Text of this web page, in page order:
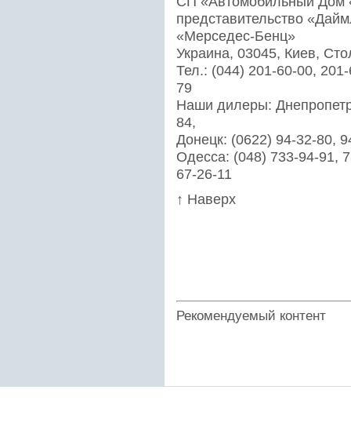
представительство
«Мерседес-Бенц»
Украина, 03045, Киев,
Тел.: (044) 201-60-00,
79
Наши дилеры:
84,
Донецк: (0622) 94-32-80,
Одесса: (048) 733-94-91,
67-26-11
↑ Наверх
Рекомендуемый контент